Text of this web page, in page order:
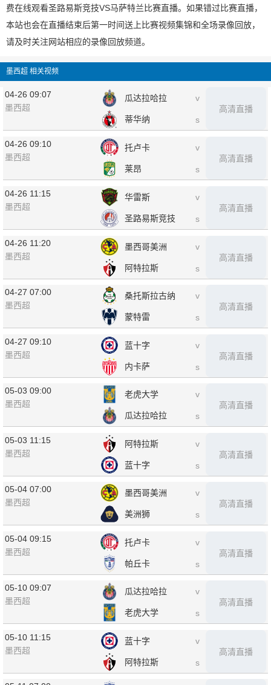
费在线观看圣路易斯竞技VS马萨特兰比赛直播。如果错过比赛直播，
本站也会在直播结束后第一时间送上比赛视频集锦和全场录像回放，
请及时关注网站相应的录像回放频道。
墨西超 相关视频
04-26 09:07
墨西超
瓜达拉哈拉
蒂华纳
v
s
高清直播
04-26 09:10
墨西超
托卢卡
莱昂
v
s
高清直播
04-26 11:15
墨西超
华雷斯
圣路易斯竞技
v
s
高清直播
04-26 11:20
墨西超
墨西哥美洲
阿特拉斯
v
s
高清直播
04-27 07:00
墨西超
桑托斯拉古纳
蒙特雷
v
s
高清直播
04-27 09:10
墨西超
蓝十字
内卡萨
v
s
高清直播
05-03 09:00
墨西超
老虎大学
瓜达拉哈拉
v
s
高清直播
05-03 11:15
墨西超
阿特拉斯
蓝十字
v
s
高清直播
05-04 07:00
墨西超
墨西哥美洲
美洲狮
v
s
高清直播
05-04 09:15
墨西超
托卢卡
帕丘卡
v
s
高清直播
05-10 09:07
墨西超
瓜达拉哈拉
老虎大学
v
s
高清直播
05-10 11:15
墨西超
蓝十字
阿特拉斯
v
s
高清直播